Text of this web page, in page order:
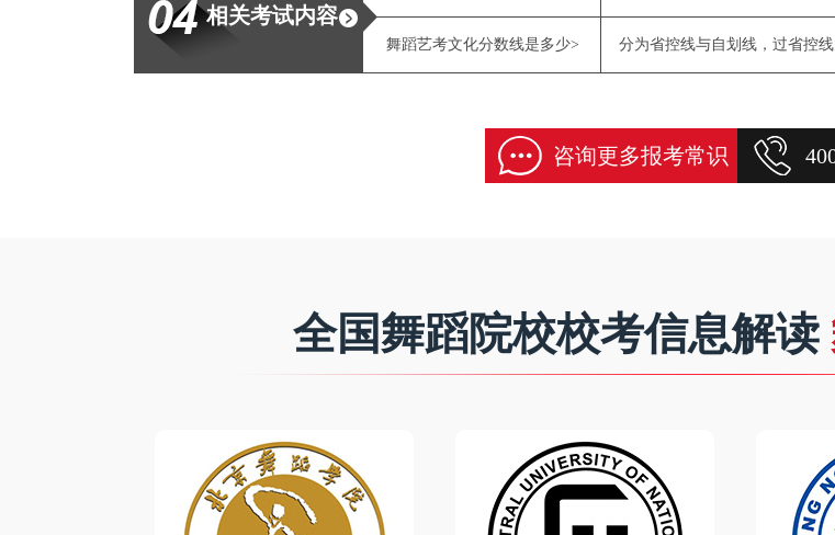
相关考试内容
舞蹈艺考文化分数线是多少> 分为省控线与自划线，过省控
咨询更多报考常识
全国舞蹈院校校考信息解读